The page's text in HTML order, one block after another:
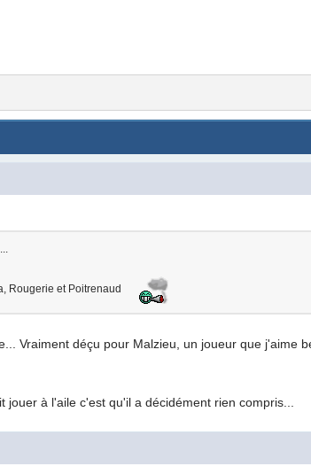
Rougerie et Poitrenaud
Vraiment déçu pour Malzieu, un joueur que j'aime
à l'aile c'est qu'il a décidément rien compris...